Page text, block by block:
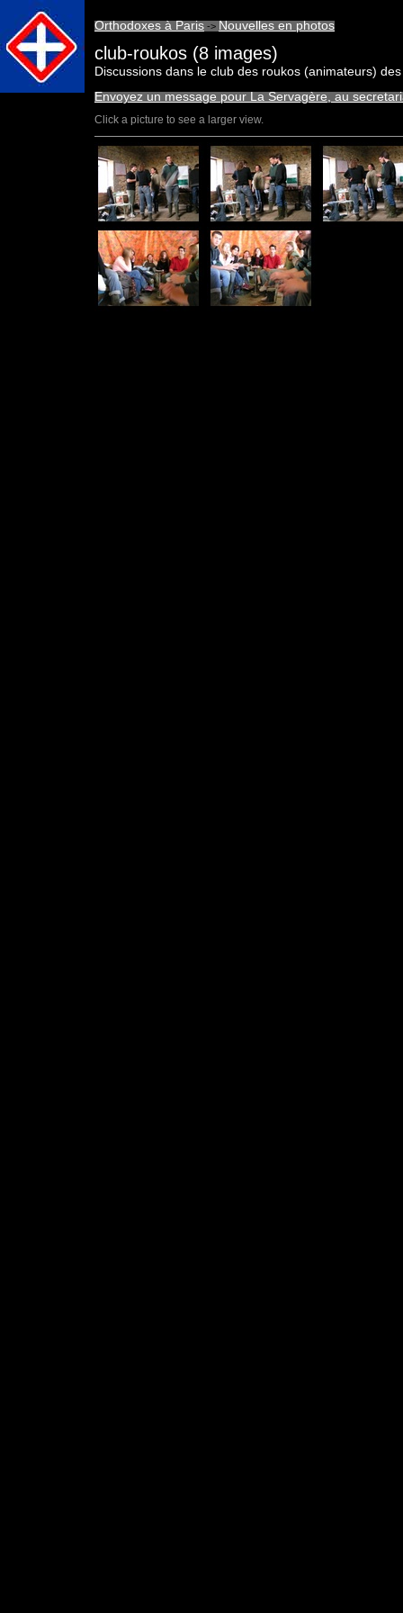
Orthodoxes à Paris -> Nouvelles en photos
club-roukos (8 images)
Discussions dans le club des roukos (animateurs)
Envoyez un message pour La Servagère, au
Click a picture to see a larger view.